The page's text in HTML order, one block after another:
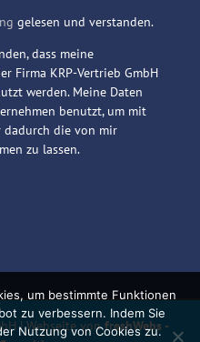
gelesen und verstanden.
dass meine
Firma KRP-Vertrieb GmbH
werden. Meine Daten
benutzt, um mit
die von mir
zu lassen.
| Webseite vonfreshWebs -
um bestimmte Funktionen
zu verbessern. Indem Sie
Nutzung von Cookies zu.